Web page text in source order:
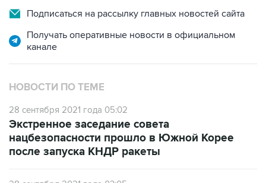
Подписаться на рассылку главных новостей сайта
Получать оперативные новости в официальном
канале
НОВОСТИ ПО ТЕМЕ
28 сентября 2021 года 05:02
Экстренное заседание совета
нацбезопасности прошло в Южной Корее
после запуска КНДР ракеты